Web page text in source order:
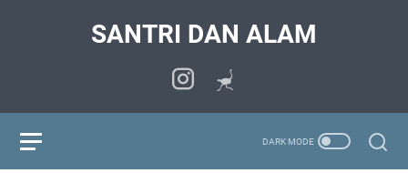
SANTRI DAN ALAM